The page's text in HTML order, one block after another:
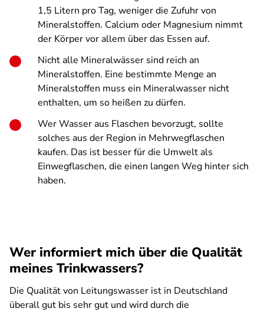
1,5 Litern pro Tag, weniger die Zufuhr von
Mineralstoffen. Calcium oder Magnesium nimmt
der Körper vor allem über das Essen auf.
Nicht alle Mineralwässer sind reich an
Mineralstoffen. Eine bestimmte Menge an
Mineralstoffen muss ein Mineralwasser nicht
enthalten, um so heißen zu dürfen.
Wer Wasser aus Flaschen bevorzugt, sollte
solches aus der Region in Mehrwegflaschen
kaufen. Das ist besser für die Umwelt als
Einwegflaschen, die einen langen Weg hinter sich
haben.
Wer informiert mich über die Qualität
meines Trinkwassers?
Die Qualität von Leitungswasser ist in Deutschland
überall gut bis sehr gut und wird durch die